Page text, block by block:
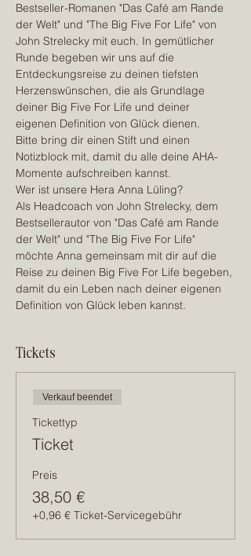
Bestseller-Romanen "Das Café am Rande
der Welt" und "The Big Five For Life" von
John Strelecky mit euch. In gemütlicher
Runde begeben wir uns auf die
Entdeckungsreise zu deinen tiefsten
Herzenswünschen, die als Grundlage
deiner Big Five For Life und deiner
eigenen Definition von Glück dienen.
Bitte bring dir einen Stift und einen
Notizblock mit, damit du alle deine AHA-
Momente aufschreiben kannst.
Wer ist unsere Hera Anna Lüling?
Als Headcoach von John Strelecky, dem
Bestsellerautor von "Das Café am Rande
der Welt" und "The Big Five For Life"
möchte Anna gemeinsam mit dir auf die
Reise zu deinen Big Five For Life begeben,
damit du ein Leben nach deiner eigenen
Definition von Glück leben kannst.
Tickets
Verkauf beendet
Tickettyp
Ticket
Preis
38,50 €
+0,96 € Ticket-Servicegebühr